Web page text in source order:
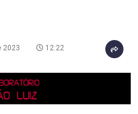
2023 12:22